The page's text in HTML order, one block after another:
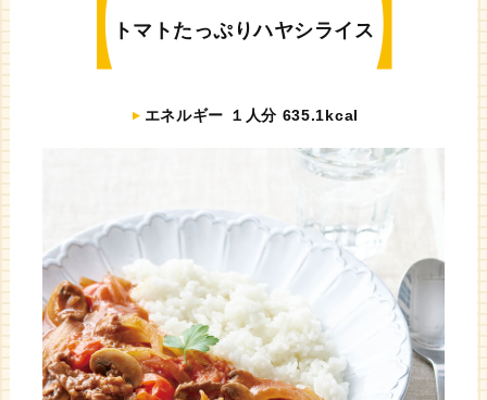
トマトたっぷりハヤシライス
エネルギー １人分 635.1kcal